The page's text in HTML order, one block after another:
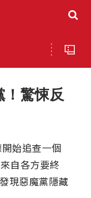
！驚悚反
始追查一個
自各方要終
現惡魔黨隱藏